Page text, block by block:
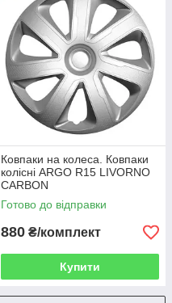
Ковпаки на колеса. Ковпаки
колісні ARGO R15 LIVORNO
CARBON
Готово до відправки
880 ₴/комплект
Купити